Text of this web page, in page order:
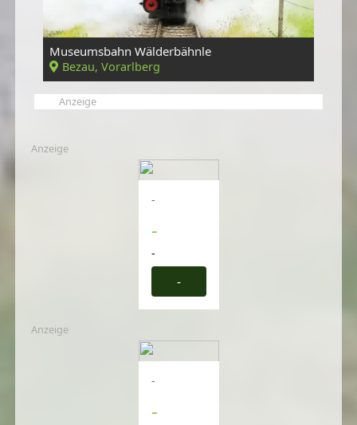
Museumsbahn Wälderbähnle
Bezau, Vorarlberg
Anzeige
Anzeige
-
-
-
-
Anzeige
-
-